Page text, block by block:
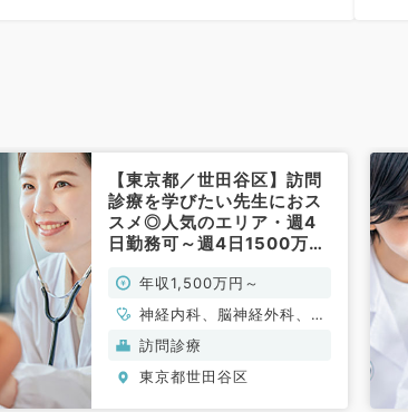
【東京都／世田谷区】訪問
診療を学びたい先生におス
スメ◎人気のエリア・週4
日勤務可～週4日1500万円
年収1,500万円～
神経内科、脳神経外科、一
般内科、老年内科、外科系
全般、一般外科
訪問診療
東京都世田谷区